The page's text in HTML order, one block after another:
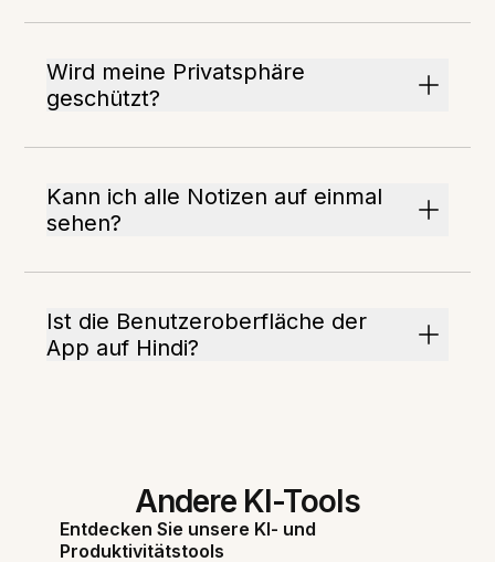
Wird meine Privatsphäre
geschützt?
Kann ich alle Notizen auf einmal
sehen?
Ist die Benutzeroberfläche der
App auf Hindi?
Andere KI-Tools
Entdecken Sie unsere KI- und
Produktivitätstools